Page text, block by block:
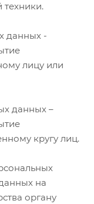
данных -
лицу или
данных –
кругу лиц.
на
органу